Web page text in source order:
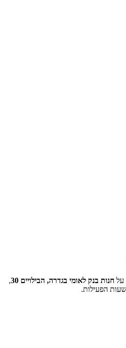
על חנות בנק לאומי בגדרה, הבילויים 30
,
הפעילות.